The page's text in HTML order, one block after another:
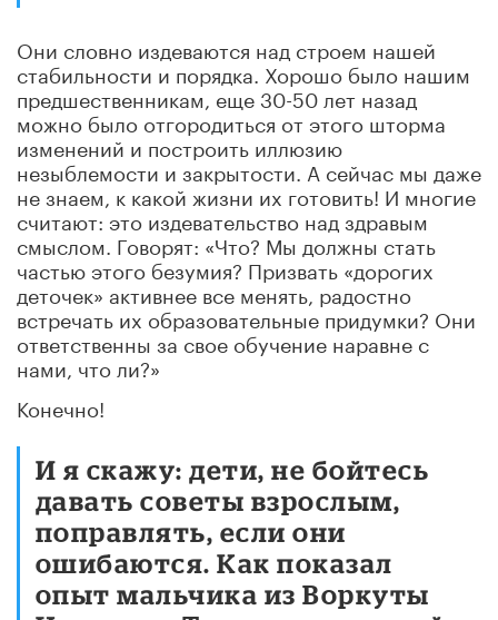
Они словно издеваются над строем нашей
стабильности и порядка. Хорошо было нашим
предшественникам, еще 30-50 лет назад
можно было отгородиться от этого шторма
изменений и построить иллюзию
незыблемости и закрытости. А сейчас мы даже
не знаем, к какой жизни их готовить! И многие
считают: это издевательство над здравым
смыслом. Говорят: «Что? Мы должны стать
частью этого безумия? Призвать «дорогих
деточек» активнее все менять, радостно
встречать их образовательные придумки? Они
ответственны за свое обучение наравне с
нами, что ли?»
Конечно!
И я скажу: дети, не бойтесь
давать советы взрослым,
поправлять, если они
ошибаются. Как показал
опыт мальчика из Воркуты